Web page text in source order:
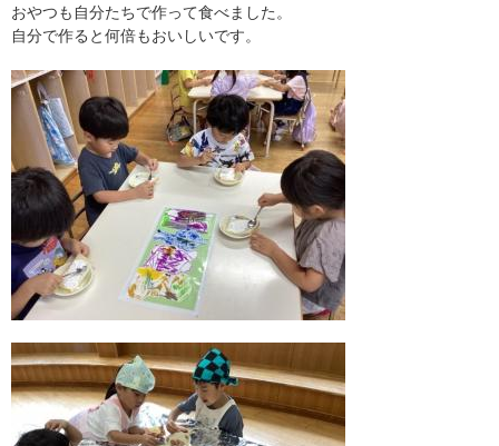
おやつも自分たちで作って食べました。
自分で作ると何倍もおいしいです。